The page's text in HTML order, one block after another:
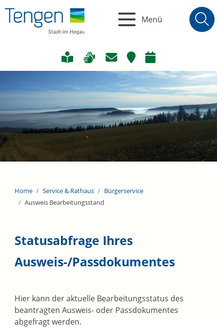
Menü
Home Service & Rathaus
Bürgerservice
Ausweis Bearbeitungsstand
Statusabfrage Ihres
Ausweis-/Passdokumentes
Hier kann der aktuelle Bearbeitungsstatus des
beantragten Ausweis- oder Passdokumentes
abgefragt werden.